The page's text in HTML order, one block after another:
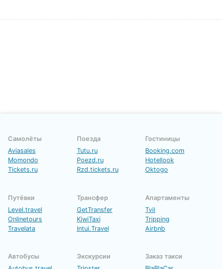
Самолёты
Aviasales
Momondo
Tickets.ru
Поезда
Tutu.ru
Poezd.ru
Rzd.tickets.ru
Гостиницы
Booking.com
Hotellook
Oktogo
Путёвки
Level.travel
Onlinetours
Travelata
Трансфер
GetTransfer
KiwiTaxi
Intui.Travel
Апартаменты
Tvil
Tripping
Airbnb
Автобусы
Экскурсии
Заказ такси